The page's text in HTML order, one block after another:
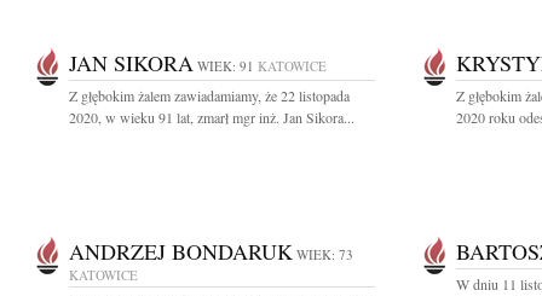
JAN SIKORA WIEK: 91 KATOWICE
Z głębokim żalem zawiadamiamy, że 22 listopada
2020, w wieku 91 lat, zmarł mgr inż. Jan Sikora...
Z głębokim
2020 roku
ANDRZEJ BONDARUK WIEK: 73
KATOWICE
W dniu 11